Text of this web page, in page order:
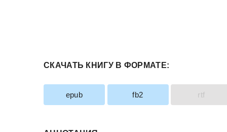
СКАЧАТЬ КНИГУ В ФОРМАТЕ:
epub fb2 rtf